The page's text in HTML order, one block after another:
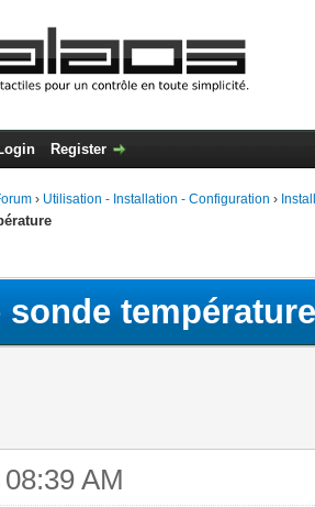
Register
› Utilisation - Installation - Configuration ›
sonde température
AM